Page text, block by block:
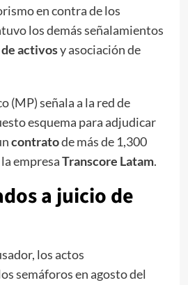
en contra de los
los demás señalamientos
activosy asociación de
(MP) señala a la red de
esquema para adjudicar
contratode más de 1,300
empresaTranscore Latam.
a juicio de
los actos
semáforos en agosto del